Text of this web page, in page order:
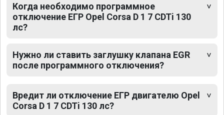
Когда необходимо программное
отключение ЕГР Opel Corsa D 1 7 CDTi 130
лс?
Нужно ли ставить заглушку клапана EGR
после программного отключения?
Вредит ли отключение ЕГР двигателю Opel
Corsa D 1 7 CDTi 130 лс?